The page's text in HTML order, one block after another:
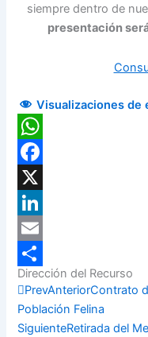
siempre dentro de
presentación
Visualizaciones de
WhatsApp
Facebook
X
LinkedIn
Email
Compartir
Dirección del Recurso
PrevAnteriorContrato
Población Felina
SiguienteRetirada del